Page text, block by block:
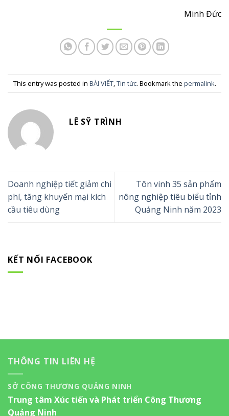
Minh Đức
This entry was posted in BÀI VIẾT, Tin tức. Bookmark the permalink.
LÊ SỸ TRÌNH
Doanh nghiệp tiết giảm chi
phí, tăng khuyến mại kích
cầu tiêu dùng
Tôn vinh 35 sản phẩm
nông nghiệp tiêu biểu tỉnh
Quảng Ninh năm 2023
KẾT NỐI FACEBOOK
THÔNG TIN LIÊN HỆ
SỞ CÔNG THƯƠNG QUẢNG NINH
Trung tâm Xúc tiến và Phát triển Công Thương
Quảng Ninh